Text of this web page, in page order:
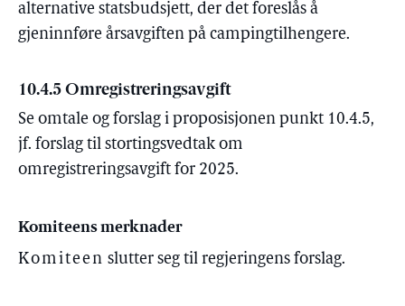
alternative statsbudsjett, der det foreslås å
gjeninnføre årsavgiften på campingtilhengere.
10.4.5 Omregistreringsavgift
Se omtale og forslag i proposisjonen punkt 10.4.5,
jf. forslag til stortingsvedtak om
omregistreringsavgift for 2025.
Komiteens merknader
Komiteen slutter seg til regjeringens forslag.